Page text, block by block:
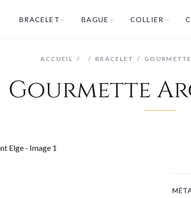
BRACELET BAGUE COLLIER
ACCUEIL / / BRACELET / GOURMETTE
Gourmette